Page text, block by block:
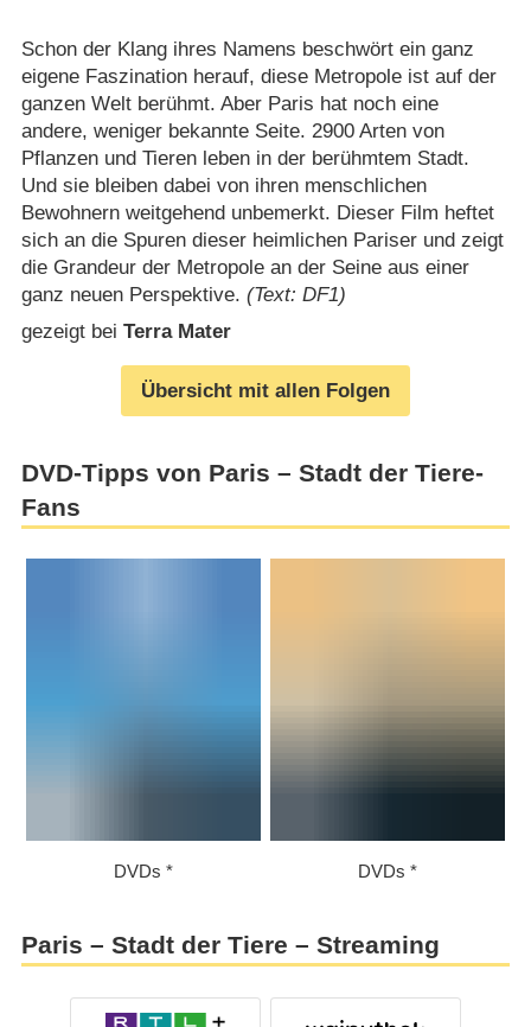
Schon der Klang ihres Namens beschwört ein ganz
eigene Faszination herauf, diese Metropole ist auf der
ganzen Welt berühmt. Aber Paris hat noch eine
andere, weniger bekannte Seite. 2900 Arten von
Pflanzen und Tieren leben in der berühmtem Stadt.
Und sie bleiben dabei von ihren menschlichen
Bewohnern weitgehend unbemerkt. Dieser Film heftet
sich an die Spuren dieser heimlichen Pariser und zeigt
die Grandeur der Metropole an der Seine aus einer
ganz neuen Perspektive. (Text: DF1)
gezeigt bei Terra Mater
Übersicht mit allen Folgen
DVD-Tipps von Paris – Stadt der Tiere-
Fans
DVDs DVDs
Paris – Stadt der Tiere – Streaming